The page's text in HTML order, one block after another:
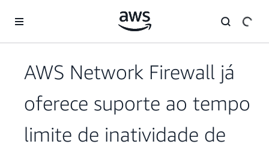
Pular para o conteúdo principal
AWS Network Firewall já
oferece suporte ao tempo
limite de inatividade de